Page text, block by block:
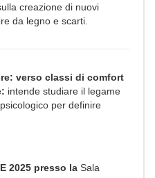
creazione di nuovi
da legno e scarti.
verso classi di comfort
intende studiare il legame
per definire
2025 presso la Sala